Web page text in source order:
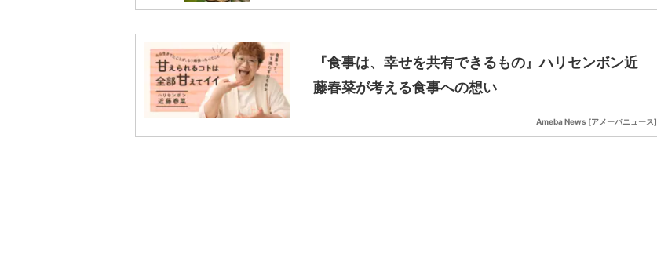
『食事は、幸せを共有できるもの』ハリセンボン近
藤春菜が考える食事への想い
Ameba News [アメーバニュース]